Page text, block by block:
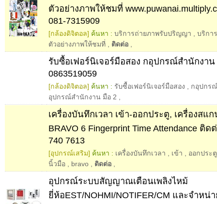
ตัวอย่างภาพให้ชมที่
081-7315909
[กล้องดิจิตอล] ค้นหา : บริการถ่ายภาพรับปริญญา
บริกา
ตัวอย่างภาพให้ชมที่
ติดต่อ
รับซื้อเฟอร์นิเจอร์มือสอง กอุปกรณ์สำนักงา
0863519059
[กล้องดิจิตอล] ค้นหา : รับซื้อเฟอร์นิเจอร์มือสอง
กอุปกร
อุปกรณ์สํานักงาน มือ 2
เครื่องบันทึกเวลา เข้า-ออกประตู, เครื่องสแ
BRAVO 6 Fingerprint Time Attendance ติด
740 7613
[อุปกรณ์เสริม] ค้นหา : เครื่องบันทึกเวลา เข้า
ออกประตู
นิ้วมือ
bravo ติดต่อ
อุปกรณ์ระบบสัญญาณเตือนเพลิงไหม้
ยี่ห้อEST/NOHMI/NOTIFER/CM และจำหน่